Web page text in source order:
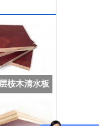
桉木清水板
木模板